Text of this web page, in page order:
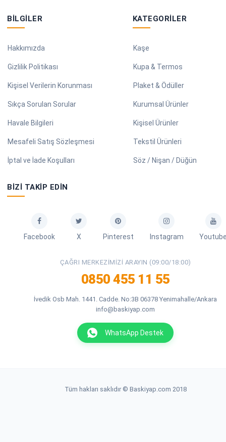
BILGILER
Hakkımızda
Gizlilik Politikası
Kişisel Verilerin Korunması
Sıkça Sorulan Sorular
Havale Bilgileri
Mesafeli Satış Sözleşmesi
İptal ve İade Koşulları
KATEGORILER
Kaşe
Kupa & Termos
Plaket & Ödüller
Kurumsal Ürünler
Kişisel Ürünler
Tekstil Ürünleri
Söz / Nişan / Düğün
BIZI TAKIP EDIN
Facebook X Pinterest Instagram
ÇAĞRI MERKEZIMIZI ARAYIN (09:00/18:00)
0850 455 11 55
İvedik Osb Mah. 1441. Cadde. No:3B 06378 Yenimahalle/Ankara
info@baskiyap.com
WhatsApp Destek
Tüm hakları saklıdır © Baskiyap.com 2018